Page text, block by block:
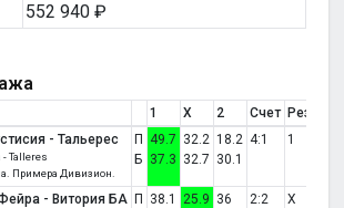
552 940 ₽
1 X 2 Счет
- Тальерес
Talleres
Примера Дивизион.
П
Б
49.7
37.3
32.2
32.7
18.2
30.1
4:1 1
- Витория БА П
38.1
25.9 36
2:2 X